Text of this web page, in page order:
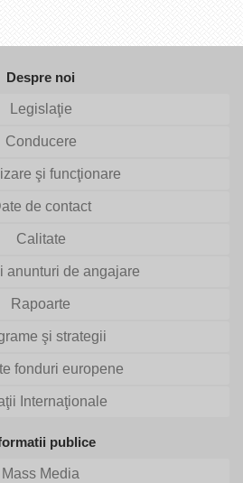
Despre noi
Legislaţie
Conducere
şi funcţionare
de contact
Calitate
anunturi de angajare
Rapoarte
şi strategii
fonduri europene
Internaţionale
publice
Mass Media